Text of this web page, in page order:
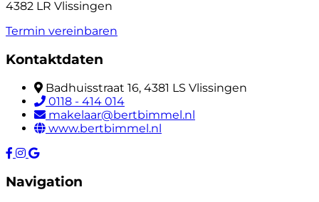
4382 LR Vlissingen
Termin vereinbaren
Kontaktdaten
Badhuisstraat 16, 4381 LS Vlissingen
0118 - 414 014
makelaar@bertbimmel.nl
www.bertbimmel.nl
Navigation